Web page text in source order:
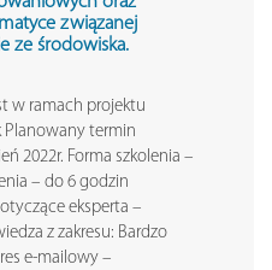
związanej
ze środowiska.
w ramach projektu
Planowany termin
2022r. Forma szkolenia –
– do 6 godzin
eksperta –
z zakresu: Bardzo
e-mailowy –